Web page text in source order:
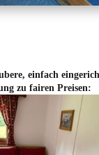
einfach
zu fairen Preisen: